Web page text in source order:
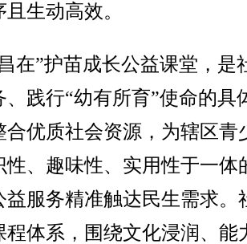
生动高效。
”护苗成长公益课堂，是
、践行“幼有所育”使命的具
合优质社会资源，为辖区青
性、趣味性、实用性于一体
益服务精准触达民生需求。
程体系，围绕文化浸润、能